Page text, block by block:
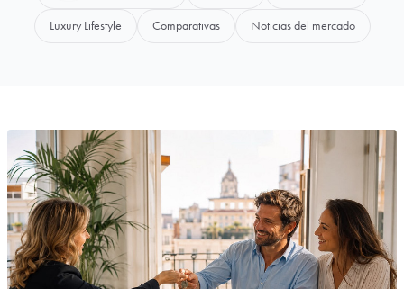
Luxury Lifestyle Comparativas Noticias del mercado